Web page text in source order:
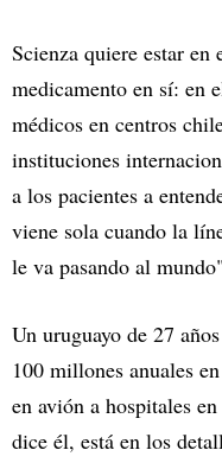
Scienza quiere estar en
medicamento en sí: en
médicos en centros
instituciones
a los pacientes a
viene sola cuando la
le va pasando al
Un uruguayo de 27
100 millones anuales
en avión a hospitales
dice él, está en los